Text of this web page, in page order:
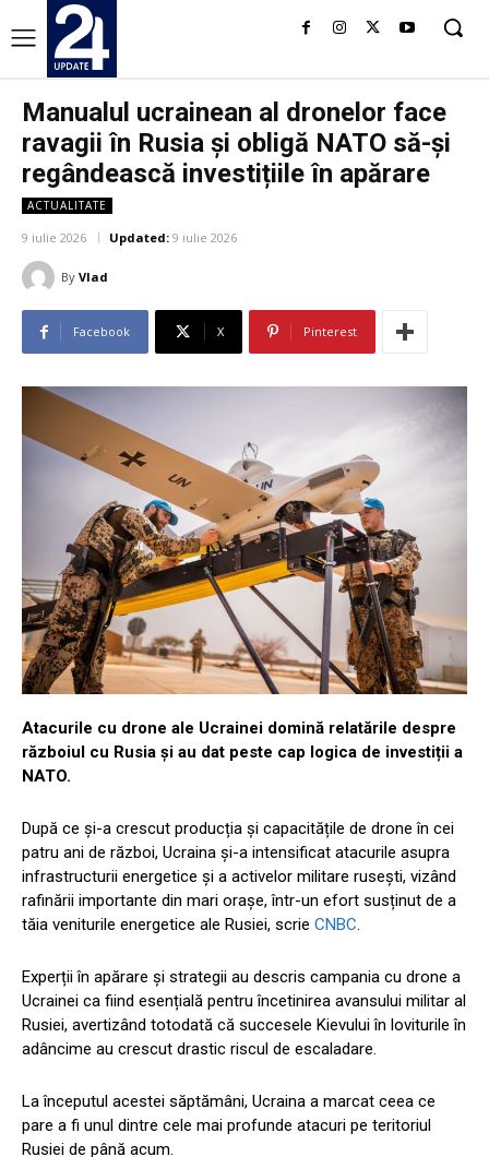
Manualul ucrainean al dronelor face
ravagii în Rusia și obligă NATO să-și
regândească investițiile în apărare
ACTUALITATE
9 iulie 2026 Updated: 9 iulie 2026
By Vlad
Facebook X Pinterest
Atacurile cu drone ale Ucrainei domină relatările despre
războiul cu Rusia și au dat peste cap logica de investiții a
NATO.
După ce și-a crescut producția și capacitățile de drone în cei
patru ani de război, Ucraina și-a intensificat atacurile asupra
infrastructurii energetice și a activelor militare rusești, vizând
rafinării importante din mari orașe, într-un efort susținut de a
tăia veniturile energetice ale Rusiei, scrie CNBC
Experții în apărare și strategii au descris campania cu drone a
Ucrainei ca fiind esențială pentru încetinirea avansului militar al
Rusiei, avertizând totodată că succesele Kievului în loviturile în
adâncime au crescut drastic riscul de escaladare.
La începutul acestei săptămâni, Ucraina a marcat ceea ce
pare a fi unul dintre cele mai profunde atacuri pe teritoriul
Rusiei de până acum.